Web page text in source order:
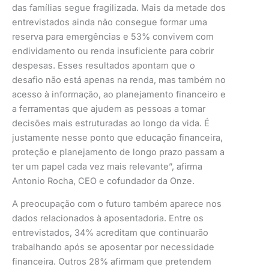
das famílias segue fragilizada. Mais da metade dos
entrevistados ainda não consegue formar uma
reserva para emergências e 53% convivem com
endividamento ou renda insuficiente para cobrir
despesas. Esses resultados apontam que o
desafio não está apenas na renda, mas também no
acesso à informação, ao planejamento financeiro e
a ferramentas que ajudem as pessoas a tomar
decisões mais estruturadas ao longo da vida. É
justamente nesse ponto que educação financeira,
proteção e planejamento de longo prazo passam a
ter um papel cada vez mais relevante”, afirma
Antonio Rocha, CEO e cofundador da Onze.
A preocupação com o futuro também aparece nos
dados relacionados à aposentadoria. Entre os
entrevistados, 34% acreditam que continuarão
trabalhando após se aposentar por necessidade
financeira. Outros 28% afirmam que pretendem